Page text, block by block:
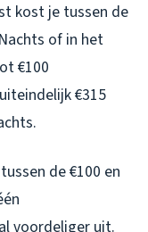
kost je tussen de
of in het
€100
€315
de €100 en
voordeliger uit.